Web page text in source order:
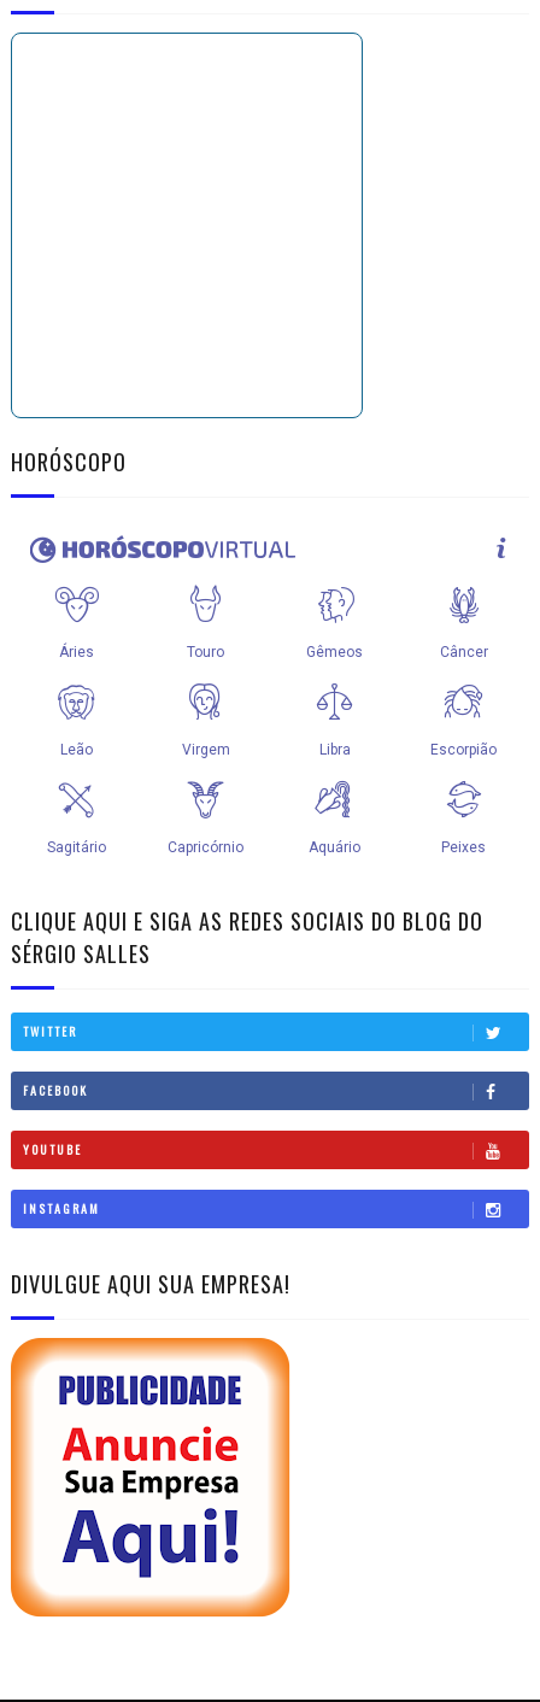
HORÓSCOPO
CLIQUE AQUI E SIGA AS REDES SOCIAIS DO BLOG DO
SÉRGIO SALLES
TWITTER
FACEBOOK
YOUTUBE
INSTAGRAM
DIVULGUE AQUI SUA EMPRESA!